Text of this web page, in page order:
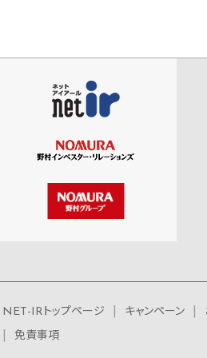
NET-IRトップページ キャンペーン
免責事項